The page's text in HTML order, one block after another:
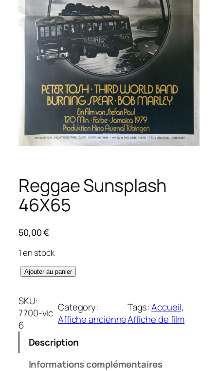
Reggae Sunsplash
46X65
50,00€
1 en stock
q
a
n
t
i
Ajouter au panier
SKU:
7700-vic
6
Category:
Affiche ancienne
Tags:Accueil
Affiche de film
Description
Informations complémentaires